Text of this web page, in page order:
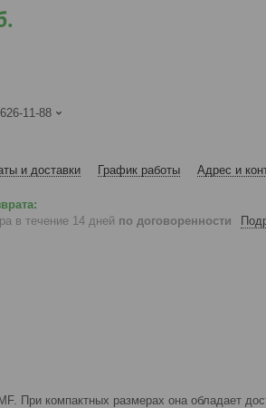
11-88
и доставки График работы Адрес и
в течение 14 дней по договоренности
При компактных размерах она обладает